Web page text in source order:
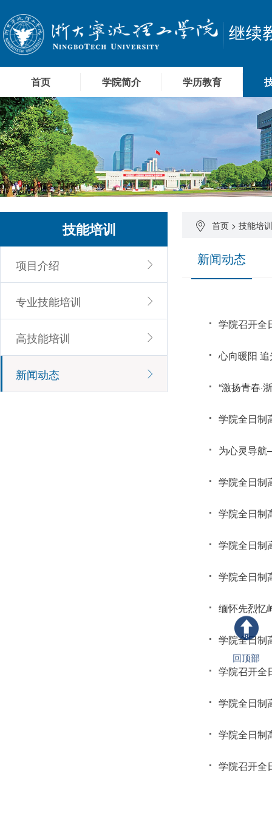
首页 学院简介 学历教育
首页 > 技能培训
新闻动态
学院召开全
心向暖阳
“激扬青春·
学院全日制
为心灵导航
学院全日制
学院全日制
学院全日制
学院全日制
学院全日制
学院召开全
学院全日制
学院全日制
学院召开全
技能培训
项目介绍
专业技能培训
高技能培训
新闻动态
回顶部